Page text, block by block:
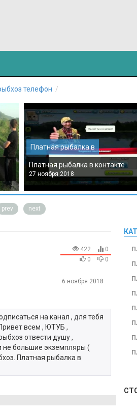
телефон
Платная рыбалка в
Платная рыбалка в контакте
27 ноября 2018
prev next
422
0
0
0
на канал , для тебя
всем , ЮТУБ ,
отвести душу ,
не большие экземпляры (
Платная рыбалка в
6 ноября 2018